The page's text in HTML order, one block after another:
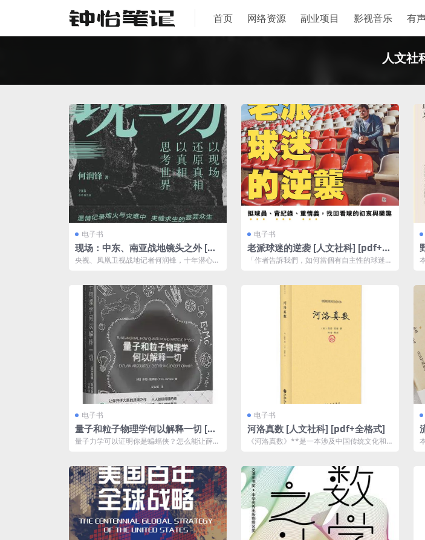
首页 网络资源 副业项目 影视音乐 有
人文社
电子书
现场：中东、南亚战地镜头之外 [ 人
文社科] [pdf+全格式]
央视、凤凰卫视战地记者何润锋，十年潜心打
电子书
老派球迷的逆袭 [ 人文社科] [pdf+全
格式]
「作者告訴我們，如何當個有自主性的球迷，
电子书
量子和粒子物理学何以解释一切 [ 人
文社科] [pdf+全格式]
量子力学可以证明你是蝙蝠侠？怎么能让薛定
电子书
河洛真数 [ 人文社科] [pdf+全格式]
《河洛真数》**是一本涉及中国传统文化和